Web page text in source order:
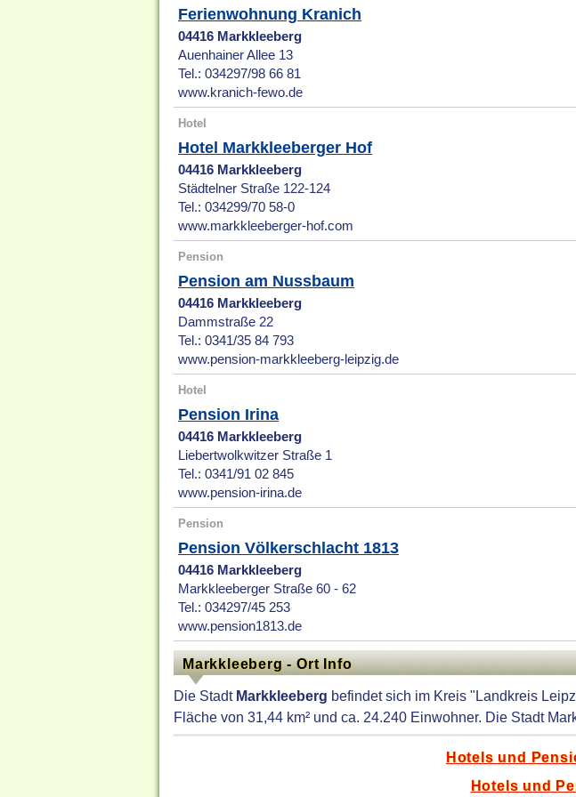
Ferienwohnung Kranich
04416 Markkleeberg
Auenhainer Allee 13
Tel.: 034297/98 66 81
www.kranich-fewo.de
Hotel
Hotel Markkleeberger Hof
04416 Markkleeberg
Städtelner Straße 122-124
Tel.: 034299/70 58-0
www.markkleeberger-hof.com
Pension
Pension am Nussbaum
04416 Markkleeberg
Dammstraße 22
Tel.: 0341/35 84 793
www.pension-markkleeberg-leipzig.de
Hotel
Pension Irina
04416 Markkleeberg
Liebertwolkwitzer Straße 1
Tel.: 0341/91 02 845
www.pension-irina.de
Pension
Pension Völkerschlacht 1813
04416 Markkleeberg
Markkleeberger Straße 60 - 62
Tel.: 034297/45 253
www.pension1813.de
Markkleeberg - Ort Info
Die Stadt Markkleeberg befindet sich im Kreis "Landkreis
Fläche von 31,44 km² und ca. 24.240 Einwohner. Die Stadt
Hotels und
Hotels und